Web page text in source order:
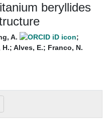
beryllides
A.
;
H.; Alves, E.; Franco, N.